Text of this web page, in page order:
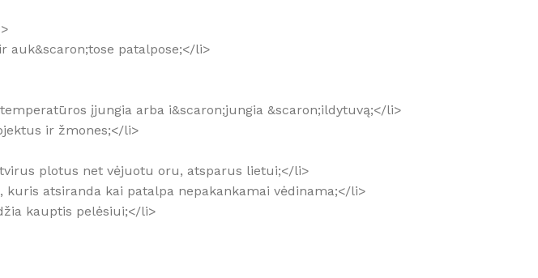
auk&scaron;tose patalpose;</li>
įjungia arba i&scaron;jungia &scaron;ildytuvą;</li>
ir žmones;</li>
plotus net vėjuotu oru, atsparus lietui;</li>
atsiranda kai patalpa nepakankamai vėdinama;</li>
kauptis pelėsiui;</li>